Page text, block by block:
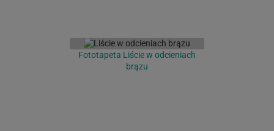
Fototapeta Liście w odcieniach
brązu